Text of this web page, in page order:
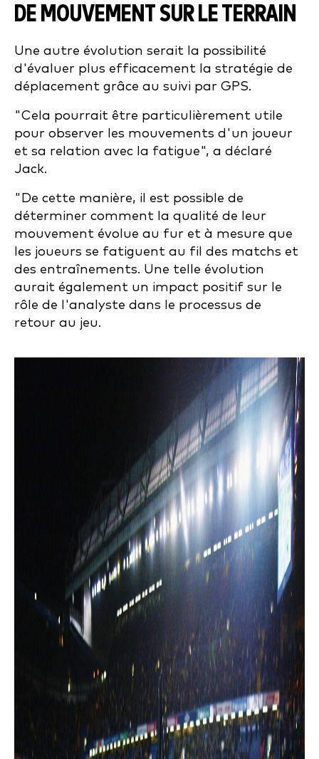
DE MOUVEMENT SUR LE TERRAIN
Une autre évolution serait la possibilité
d'évaluer plus efficacement la stratégie de
déplacement grâce au suivi par GPS.
"Cela pourrait être particulièrement utile
pour observer les mouvements d'un joueur
et sa relation avec la fatigue", a déclaré
Jack.
"De cette manière, il est possible de
déterminer comment la qualité de leur
mouvement évolue au fur et à mesure que
les joueurs se fatiguent au fil des matchs et
des entraînements. Une telle évolution
aurait également un impact positif sur le
rôle de l'analyste dans le processus de
retour au jeu.